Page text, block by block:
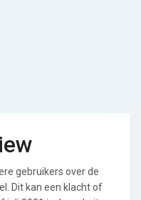
gebruikers over de
Dit kan een klacht of